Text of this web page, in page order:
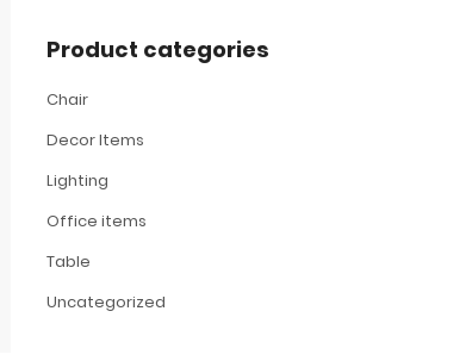
Product categories
Chair
Decor Items
Lighting
Office items
Table
Uncategorized